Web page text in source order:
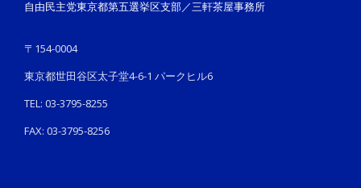
自由民主党東京都第五選挙区支部／三軒茶屋事務所
〒154-0004
東京都世田谷区太子堂4-6-1 パークヒル6
TEL: 03-3795-8255
FAX: 03-3795-8256